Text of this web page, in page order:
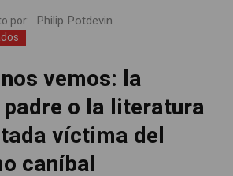
por: Philip Potdevin
vemos: la
o la literatura
víctima del
caníbal